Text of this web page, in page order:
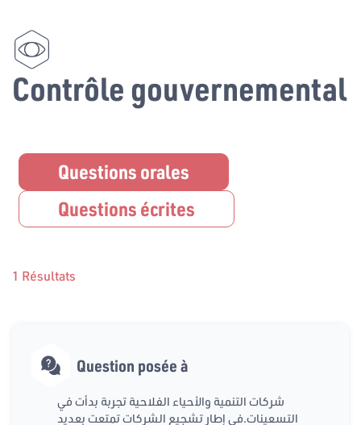
Contrôle gouvernemental
Questions orales
Questions écrites
1 Résultats
Question posée à
شركات التنمية والأحياء الفلاحية تجربة بدأت في
التسعينات.في إطار تشجيع الشركات تمتعت بعديد